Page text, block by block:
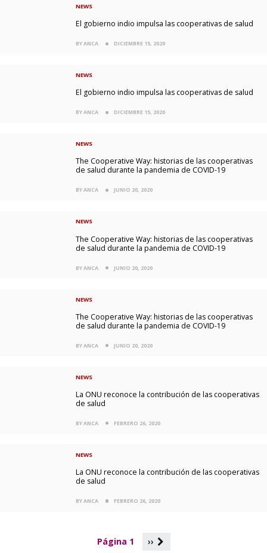
NEWS
El gobierno indio impulsa las cooperativas de salud
BY ANCA DICIEMBRE 15, 2020
NEWS
El gobierno indio impulsa las cooperativas de salud
BY ANCA DICIEMBRE 15, 2020
NEWS
The Cooperative Way: historias de las cooperativas
de salud durante la pandemia de COVID-19
BY ANCA JUNIO 20, 2020
NEWS
The Cooperative Way: historias de las cooperativas
de salud durante la pandemia de COVID-19
BY ANCA JUNIO 20, 2020
NEWS
The Cooperative Way: historias de las cooperativas
de salud durante la pandemia de COVID-19
BY ANCA JUNIO 20, 2020
NEWS
La ONU reconoce la contribución de las cooperativas
de salud
BY ANCA FEBRERO 26, 2020
NEWS
La ONU reconoce la contribución de las cooperativas
de salud
BY ANCA FEBRERO 26, 2020
Página 1 ››